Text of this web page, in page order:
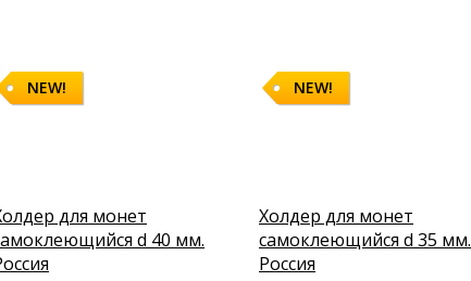
NEW!
для монет
d 40 мм.
NEW!
Холдер для монет
самоклеющийся d 35 мм.
Россия